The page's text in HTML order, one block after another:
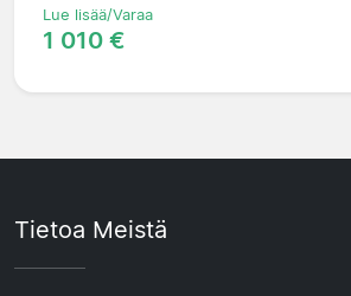
Lue lisää/Varaa
1 010 €
Tietoa Meistä